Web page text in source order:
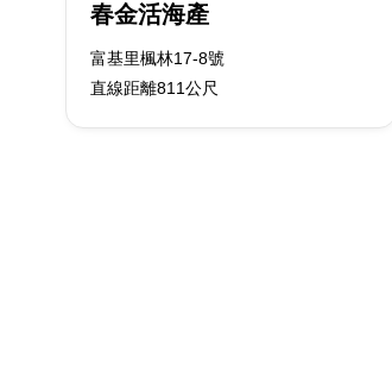
春金活海產
富基里楓林17-8號
直線距離811公尺